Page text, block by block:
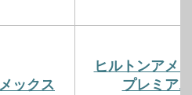
ックス
ヒルトンアメ
プレミアム